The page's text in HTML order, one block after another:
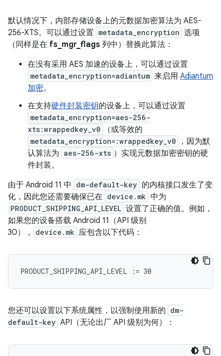
默认情况下，内部存储设备上的元数据加密算法为 AES-
256-XTS。可以通过设置 metadata_encryption 选项
（同样是在 fs_mgr_flags 列中）替换此算法：
在没有采用 AES 加速的设备上，可以通过设置
metadata_encryption=adiantum 来启用 Adiantum
加密。
在支持硬件封装密钥的设备上，可以通过设置
metadata_encryption=aes-256-
xts:wrappedkey_v0
（或等效的
metadata_encryption=:wrappedkey_v0
，因为默
认算法为 aes-256-xts ）实现元数据加密密钥的硬
件封装。
由于 Android 11 中
dm-default-key 的内核接口发生了变
化，因此您还需要确保已在 device.mk 中为
PRODUCT_SHIPPING_API_LEVEL 设置了正确的值。例如，
如果您的设备搭载 Android 11（API 级别
30），
device.mk 应包含以下代码：
您还可以设置以下系统属性，以强制使用新的 dm-
default-key API（无论出厂 API 级别为何）：